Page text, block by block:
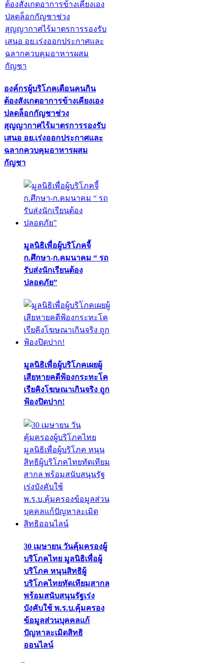
องค์กรผู้บริโภคเตือนคนกิน
ต้องสังเกตอาการข้างเคียงเอง
ปลดล็อกกัญชาช่วง
สุญญากาศไร้มาตรการรองรับ
เสนอ อย.เร่งออกประกาศและ
ฉลากควบคุมอาหารผสม
กัญชา
มูลนิธิเพื่อผู้บริโภคจี้
ก.ศึกษา-ก.คมนาคม “ รถ
รับส่งนักเรียนต้อง
ปลอดภัย”
มูลนิธิเพื่อผู้บริโภคเผยผู้
เสียหายคดีฟ้องกระทะโค
เรียคิงโฆษณาเกินจริง ถูก
ฟ้องปิดปาก!
30 เมษายน วันคุ้มครองผู้
บริโภคไทย มูลนิธิเพื่อผู้
บริโภค หนุนสิทธิผู้
บริโภคไทยทัดเทียมสากล
พร้อมสนับสนุนรัฐเร่ง
บังคับใช้ พ.ร.บ.คุ้มครอง
ข้อมูลส่วนบุคคลแก้
ปัญหาละเมิดสิทธิ
ออนไลน์